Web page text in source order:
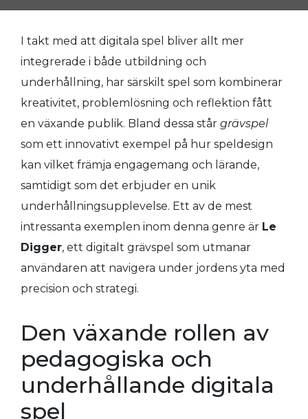
I takt med att digitala spel bliver allt mer
integrerade i både utbildning och
underhållning, har särskilt spel som kombinerar
kreativitet, problemlösning och reflektion fått
en växande publik. Bland dessa står grävspel
som ett innovativt exempel på hur speldesign
kan vilket främja engagemang och lärande,
samtidigt som det erbjuder en unik
underhållningsupplevelse. Ett av de mest
intressanta exemplen inom denna genre är Le
Digger, ett digitalt grävspel som utmanar
användaren att navigera under jordens yta med
precision och strategi.
Den växande rollen av
pedagogiska och
underhållande digitala
spel